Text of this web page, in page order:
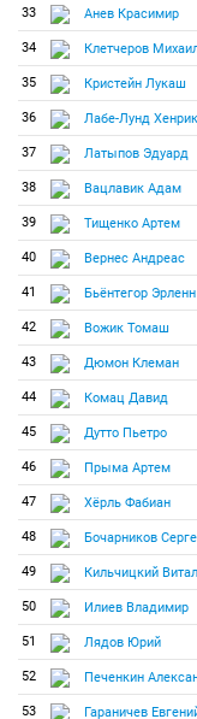
33 Анев Красимир
34 Клетчеров
35 Кристейн Лукаш
36 Лабе-Лунд Хенрик
37 Латыпов Эдуард
38 Вацлавик Адам
39 Тищенко Артем
40 Вернес Андреас
41 Бьёнтегор Эрленн
42 Вожик Томаш
43 Дюмон Клеман
44 Комац Давид
45 Дутто Пьетро
46 Прыма Артем
47 Хёрль Фабиан
48 Бочарников
49 Кильчицкий
50 Илиев Владимир
51 Лядов Юрий
52 Печенкин
53 Гараничев